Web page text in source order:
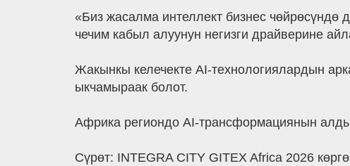
«Биз жасалма интеллект бизнес чөйрөсүндө
чечим кабыл алуунун негизги драйверине
Жакынкы келечекте AI-технологиялардын
ыкчамыраак болот.
Африка региондо AI-трансформациянын
Сүрөт: INTEGRA CITY GITEX Africa 2026